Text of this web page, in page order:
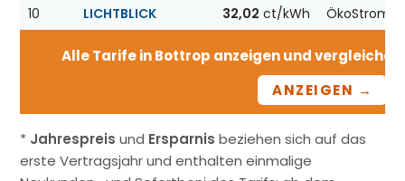
10
LICHTBLICK 32,02 ct/kWh ÖkoStrom 12
Alle Tarife in Bottrop anzeigen und vergleichen
ANZEIGEN →
* Jahrespreis und Ersparnis beziehen sich auf das
erste Vertragsjahr und enthalten einmalige